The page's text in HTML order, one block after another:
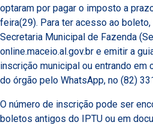
optaram por pagar o imposto a
feira(29). Para ter acesso ao
Secretaria Municipal de Fazenda
online.maceio.al.gov.br e emitir a
inscrição municipal ou entrando em
do órgão pelo WhatsApp, no (82)
O número de inscrição pode ser
boletos antigos do IPTU ou em